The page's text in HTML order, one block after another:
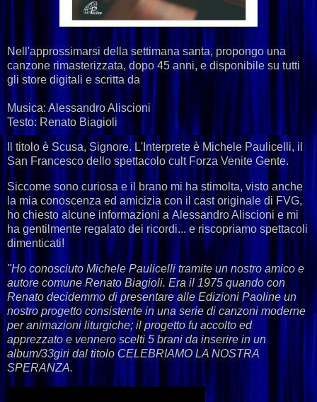
Nell'approssimarsi della settimana santa, propongo una
canzone rimasterizzata, dopo 45 anni, e disponibile su tutti
gli store digitali e scritta da
Musica: Alessandro Aliscioni
Testo: Renato Biagioli
Il titolo è Scusa, Signore. L'Interprete è Michele Paulicelli, il
San Francesco dello spettacolo cult Forza Venite Gente.
Siccome sono curiosa e il brano mi ha stimolta, visto anche
la mia conoscenza ed amicizia con il cast originale di FVG,
ho chiesto alcune informazioni a Alessandro Aliscioni e mi
ha gentilmente regalato dei ricordi... e riscopriamo spettacoli
dimenticati!
"Ho conosciuto Michele Paulicelli tramite un nostro amico e
autore comune Renato Biagioli. Era il 1975 quando con
Renato decidemmo di presentare alle Edizioni Paoline un
nostro progetto consistente in una serie di canzoni moderne
per animazioni liturgiche; il progetto fu accolto ed
apprezzato e vennero scelti 5 brani da inserire in un
album/33giri dal titolo CELEBRIAMO LA NOSTRA
SPERANZA.